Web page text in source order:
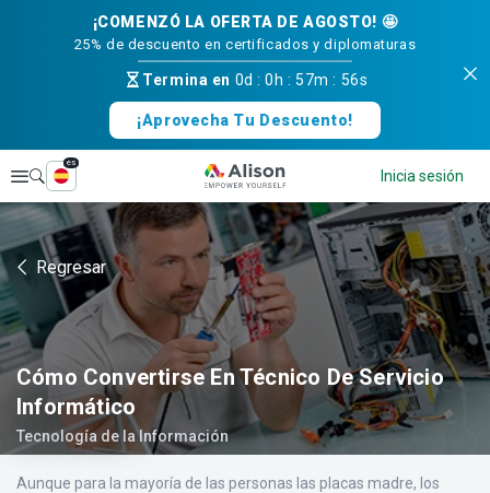
¡COMENZÓ LA OFERTA DE AGOSTO! 🤩
25% de descuento en certificados y diplomaturas
Termina en 0d :0h :57m : 55s
¡Aprovecha Tu Descuento!
Explorar
es
Inicia sesión
Regresar
Cómo Convertirse En Técnico De Servicio
Informático
Tecnología de la Información
Aunque para la mayoría de las personas las placas madre, los